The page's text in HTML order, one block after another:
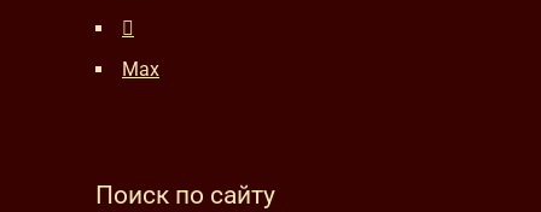
Max
Поиск по сайту